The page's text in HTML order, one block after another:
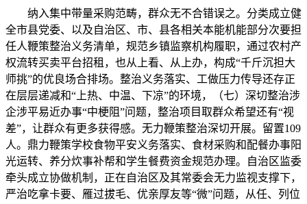
纳入集中带量采购范畴，群众无不合错误之。分类成立健
全市县党委、以及自治区、市、县各相关本能机能部分次要担
任人鞭策整治义务清单，规范乡镇监察机构履职，通过农村产
权流转买卖平台招租，也从上看、从上办，构成“千斤沉担大
师挑”的优良场合排场。整治义务落实、工做压力传导还存正
在层层递减和“上热、中温、下凉”的环境，（七）深切整治涉
企涉平易近办事“中梗阻”问题，整治项目取群众希望还有“视
差”，让群众有更多获得感。无力鞭策整治深切开展。留置109
人。鼎力鞭策学校食物平安义务落实、食材采购和配餐办事阳
光运转、养分炊事补帮和学生餐费资金规范办理。自治区监委
牵头成立协做机制，正在自治区及其常委会无力监视支撑下，
严治吃拿卡要、雁过拔毛、优亲厚友等“微”问题，从任、列位